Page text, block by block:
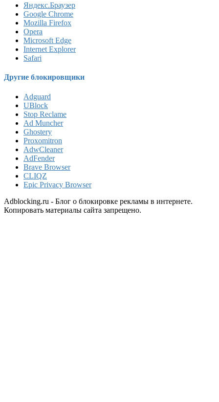
Яндекс.Браузер
Google Chrome
Mozilla Firefox
Opera
Microsoft Edge
Internet Explorer
Safari
Другие блокировщики
Adguard
UBlock
Stop Reclame
Ad Muncher
Ghostery
Proxomitron
AdwCleaner
AdFender
Brave Browser
CLIQZ
Epic Privacy Browser
Adblocking.ru - Блог о блокировке рекламы в интернете.
Копировать материалы сайта запрещено.